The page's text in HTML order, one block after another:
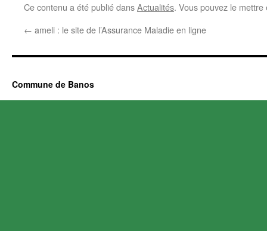
Ce contenu a été publié dansActualités. Vous pouvez le
← ameli : le site de l’Assurance Maladie en ligne
Commune de Banos